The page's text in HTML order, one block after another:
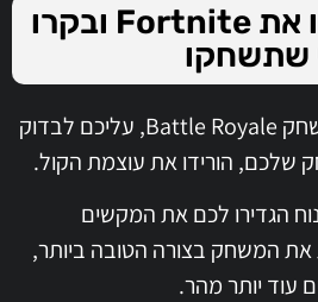
צעד 5: הפעילו את Fortnite ובקרו
שתשחקו
לפני שאתם קופצים למשחק Battle Royale, עליכם לבדוק
שלכם, הורידו את עוצמת הקול.
הגדירו לכם את המקשים
את המשחק בצורה הטובה ביותר,
עוד יותר מהר.